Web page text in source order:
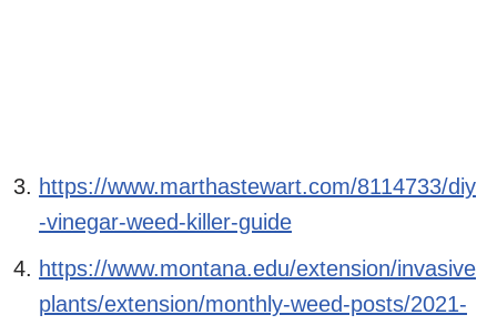
https://www.marthastewart.com/8114733/diy
-vinegar-weed-killer-guide
https://www.montana.edu/extension/invasive
plants/extension/monthly-weed-posts/2021-